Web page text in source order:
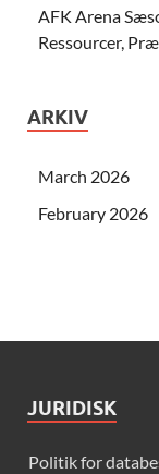
AFK Arena
Ressourcer,
ARKIV
March 2026
February 2026
JURIDISK
Politik for